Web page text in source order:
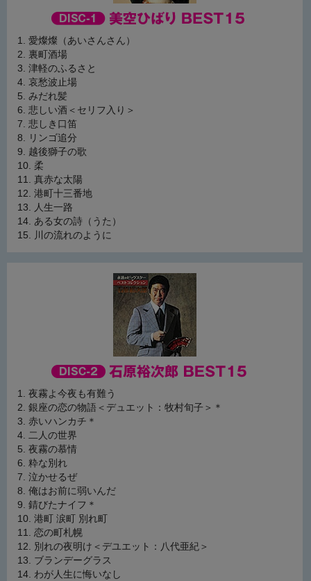
愛燦燦（あいさんさん）
裏町酒場
津軽のふるさと
哀愁波止場
みだれ髪
悲しい酒＜セリフ入り＞
悲しき口笛
リンゴ追分
越後獅子の歌
柔
真赤な太陽
港町十三番地
人生一路
ある女の詩（うた）
川の流れのように
夜霧よ今夜も有難う
銀座の恋の物語＜デュエット：牧村旬子＞＊
赤いハンカチ＊
二人の世界
夜霧の慕情
粋な別れ
泣かせるぜ
俺はお前に弱いんだ
錆びたナイフ＊
港町 涙町 別れ町
恋の町札幌
別れの夜明け＜デユエット：八代亜紀＞
ブランデーグラス
わが人生に悔いなし